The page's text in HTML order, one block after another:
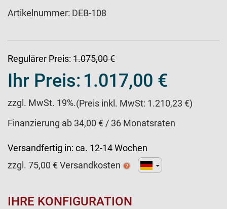
Artikelnummer: DEB-108
Regulärer Preis: 1.075,00 €
Ihr Preis: 1.017,00 €
zzgl. MwSt. 19%.(Preis inkl. MwSt: 1.210,23 €)
Finanzierung ab 34,00 € / 36 Monatsraten
Versandfertig in: ca. 12-14 Wochen
zzgl. 75,00 € Versandkosten
IHRE KONFIGURATION